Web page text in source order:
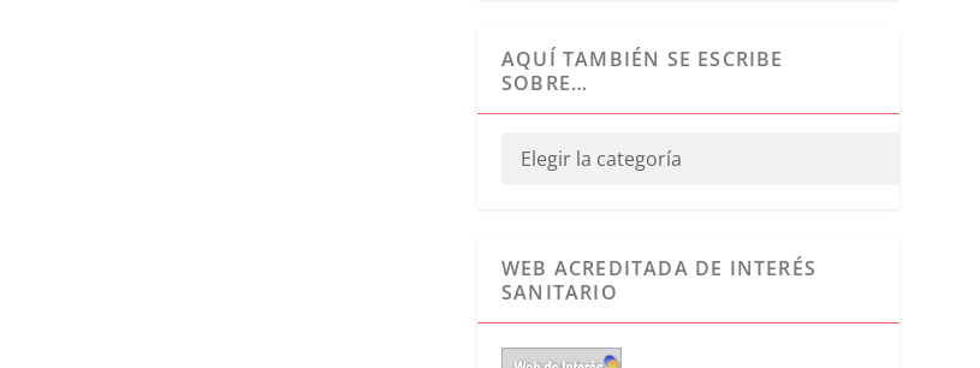
AQUÍ TAMBIÉN SE ESCRIBE
SOBRE…
WEB ACREDITADA DE INTERÉS
SANITARIO